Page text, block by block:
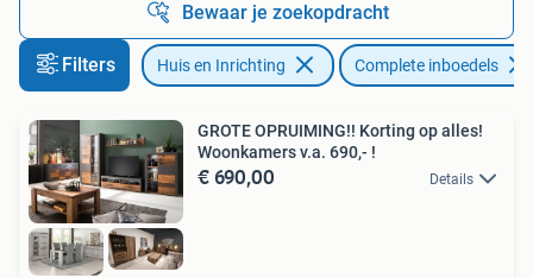
Bewaar je zoekopdracht
Filters Huis en Inrichting Complete inboedels
GROTE OPRUIMING!! Korting op alles!
Woonkamers v.a. 690,- !
€ 690,00 Details